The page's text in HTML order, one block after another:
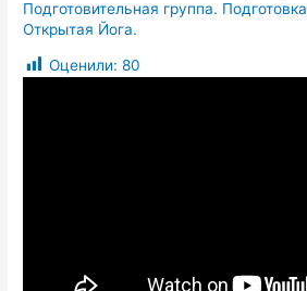
Подготовительная группа.
Открытая Йога.
Оценили: 80